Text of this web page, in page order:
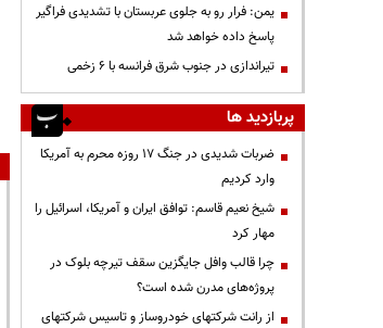
یمن: فرار رو به جلوی عربستان با تشدیدی فراگیر
پاسخ داده خواهد شد
تیراندازی در جنوب شرق فرانسه با ۶ زخمی
پربازدید ها
ضربات شدیدی در جنگ ۱۷ روزه محرم به آمریکا
وارد کردیم
شیخ نعیم قاسم: توافق ایران و آمریکا، اسرائیل را
مهار کرد
چرا قالب وافل جایگزین سقف تیرچه بلوک در
پروژه‌های مدرن شده است؟
از رانت‌ شرکتهای خودروساز و تاسیس شرکتهای